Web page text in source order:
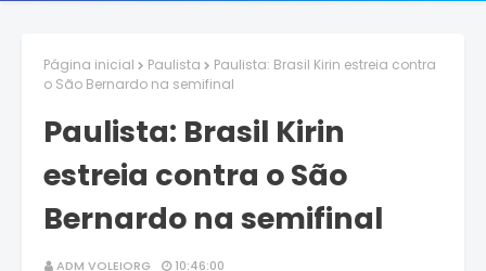
Página inicial Paulista
Paulista: Brasil Kirin estreia contra
o São Bernardo na semifinal
Paulista: Brasil Kirin
estreia contra o São
Bernardo na semifinal
ADM VOLEIORG 10:46:00